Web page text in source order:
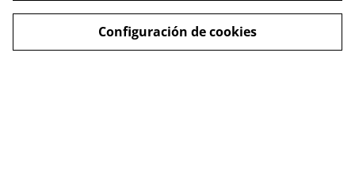
Escríbenos
Legal Terms
Configuración de cookies